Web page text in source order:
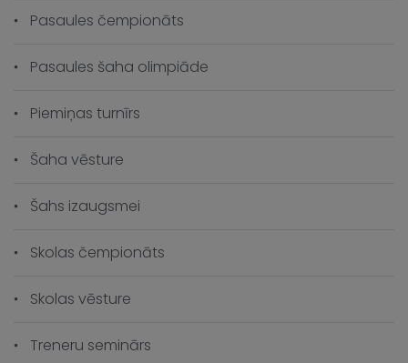
Pasaules čempionāts
Pasaules šaha olimpiāde
Piemiņas turnīrs
Šaha vēsture
Šahs izaugsmei
Skolas čempionāts
Skolas vēsture
Treneru seminārs